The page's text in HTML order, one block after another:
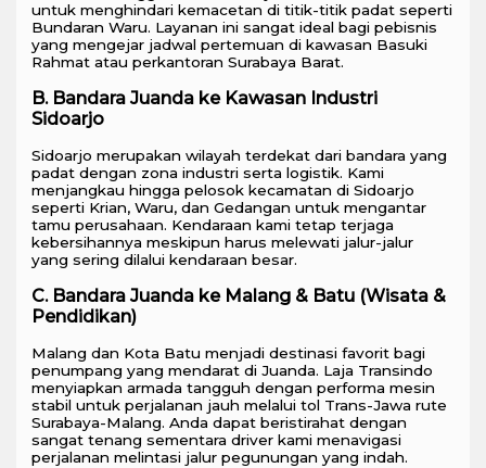
untuk menghindari kemacetan di titik-titik padat seperti
Bundaran Waru. Layanan ini sangat ideal bagi pebisnis
yang mengejar jadwal pertemuan di kawasan Basuki
Rahmat atau perkantoran Surabaya Barat.
B. Bandara Juanda ke Kawasan Industri
Sidoarjo
Sidoarjo merupakan wilayah terdekat dari bandara yang
padat dengan zona industri serta logistik. Kami
menjangkau hingga pelosok kecamatan di Sidoarjo
seperti Krian, Waru, dan Gedangan untuk mengantar
tamu perusahaan. Kendaraan kami tetap terjaga
kebersihannya meskipun harus melewati jalur-jalur
yang sering dilalui kendaraan besar.
C. Bandara Juanda ke Malang & Batu (Wisata &
Pendidikan)
Malang dan Kota Batu menjadi destinasi favorit bagi
penumpang yang mendarat di Juanda. Laja Transindo
menyiapkan armada tangguh dengan performa mesin
stabil untuk perjalanan jauh melalui tol Trans-Jawa rute
Surabaya-Malang. Anda dapat beristirahat dengan
sangat tenang sementara driver kami menavigasi
perjalanan melintasi jalur pegunungan yang indah.